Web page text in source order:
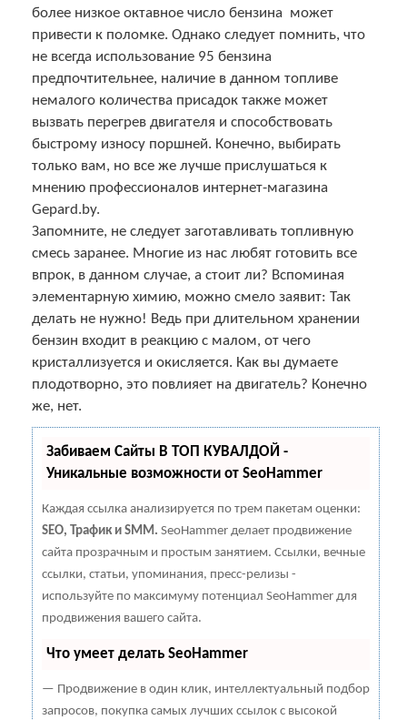
более низкое октавное число бензина может
привести к поломке. Однако следует помнить, что
не всегда использование 95 бензина
предпочтительнее, наличие в данном топливе
немалого количества присадок также может
вызвать перегрев двигателя и способствовать
быстрому износу поршней. Конечно, выбирать
только вам, но все же лучше прислушаться к
мнению профессионалов интернет-магазина
Gepard.by.
Запомните, не следует заготавливать топливную
смесь заранее. Многие из нас любят готовить все
впрок, в данном случае, а стоит ли? Вспоминая
элементарную химию, можно смело заявит: Так
делать не нужно! Ведь при длительном хранении
бензин входит в реакцию с малом, от чего
кристаллизуется и окисляется. Как вы думаете
плодотворно, это повлияет на двигатель? Конечно
же, нет.
Забиваем Сайты В ТОП КУВАЛДОЙ -
Уникальные возможности от SeoHammer
Каждая ссылка анализируется по трем пакетам оценки:
SEO, Трафик и SMM. SeoHammer делает продвижение
сайта прозрачным и простым занятием. Ссылки, вечные
ссылки, статьи, упоминания, пресс-релизы -
используйте по максимуму потенциал SeoHammer для
продвижения вашего сайта.
Что умеет делать SeoHammer
— Продвижение в один клик, интеллектуальный подбор
запросов, покупка самых лучших ссылок с высокой